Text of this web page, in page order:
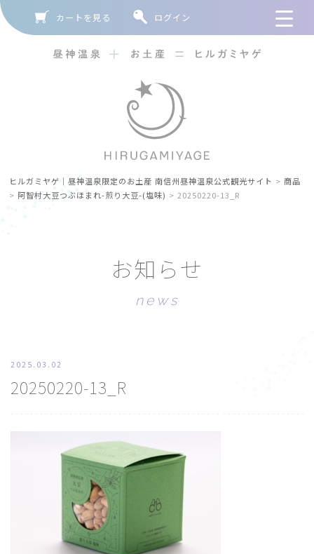
カートを見る ログイン
ヒルガミヤゲ｜昼神温泉限定のお土産 南信州昼神温泉公式観光サイト >商品
> 阿智村大豆つぶほまれ-煎り大豆-(塩味) >20250220-13_R
お知 らせ
n e ws
2025.03.02
20250220-13_R